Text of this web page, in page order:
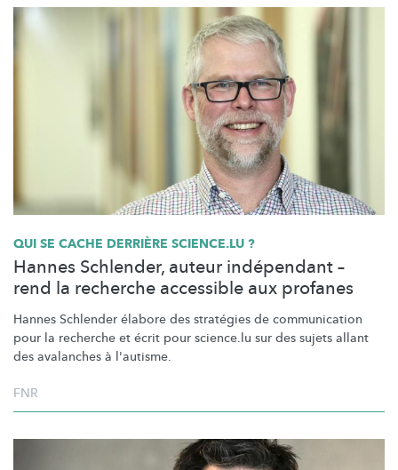
QUI SE CACHE DERRIÈRE SCIENCE.LU ?
Hannes Schlender, auteur indépendant –
rend la recherche accessible aux profanes
Hannes Schlender élabore des stratégies de communication
pour la recherche et écrit pour science.lu sur des sujets allant
des avalanches à l'autisme.
FNR